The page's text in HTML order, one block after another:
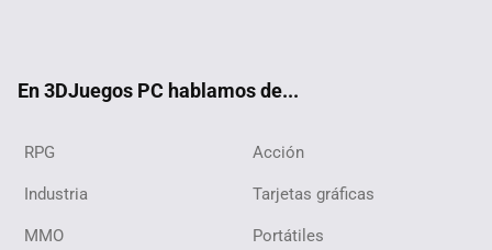
En 3DJuegos PC hablamos de...
RPG Acción
Industria Tarjetas gráficas
MMO Portátiles